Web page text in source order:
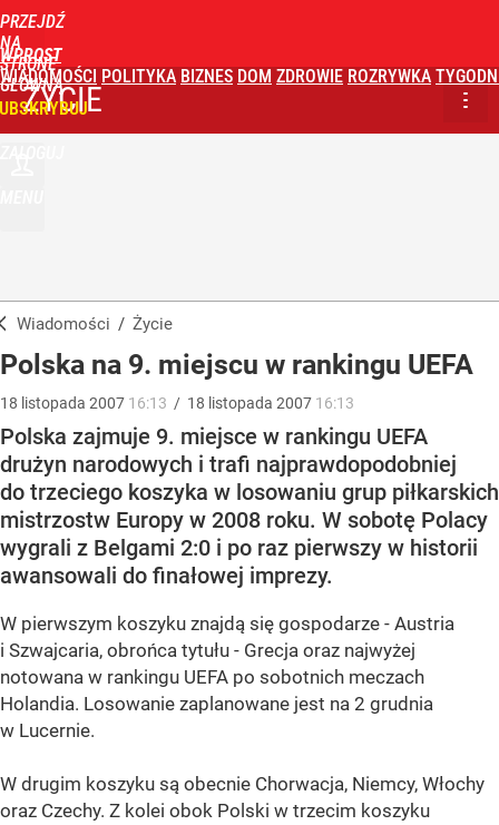
PRZEJDŹ
NA
STRONĘ
GŁÓWNĄ
WPROST
WIADOMOŚCI POLITYKA BIZNES DOM ZDROWIE ROZRYWKA
ŻYCIE
Wiadomości / Życie
Polska na 9. miejscu w rankingu UEFA
18 listopada 2007 16:13 / 18 listopada 2007 16:13
Polska zajmuje 9. miejsce w rankingu UEFA
drużyn narodowych i trafi najprawdopodobniej
do trzeciego koszyka w losowaniu grup piłkarskich
mistrzostw Europy w 2008 roku. W sobotę Polacy
wygrali z Belgami 2:0 i po raz pierwszy w historii
awansowali do finałowej imprezy.
W pierwszym koszyku znajdą się gospodarze - Austria
i Szwajcaria, obrońca tytułu - Grecja oraz najwyżej
notowana w rankingu UEFA po sobotnich meczach
Holandia. Losowanie zaplanowane jest na 2 grudnia
w Lucernie.
W drugim koszyku są obecnie Chorwacja, Niemcy, Włochy
oraz Czechy. Z kolei obok Polski w trzecim koszyku